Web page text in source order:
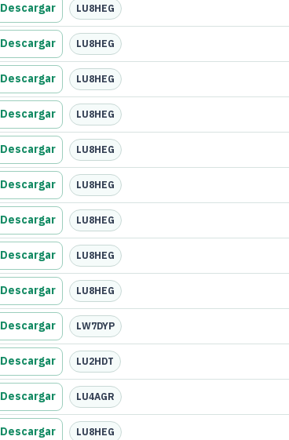
Descargar LU8HEG
Descargar LU8HEG
Descargar LU8HEG
Descargar LU8HEG
Descargar LU8HEG
Descargar LU8HEG
Descargar LU8HEG
Descargar LU8HEG
Descargar LU8HEG
Descargar LW7DYP
Descargar LU2HDT
Descargar LU4AGR
Descargar LU8HEG